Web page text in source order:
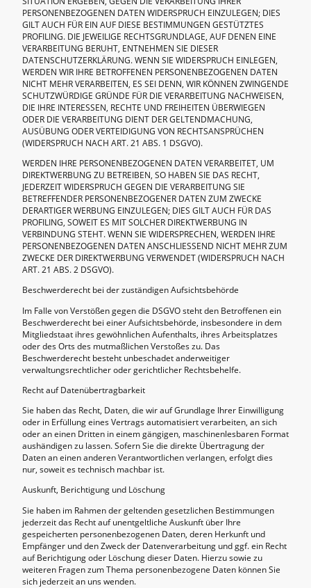
PERSONENBEZOGENEN DATEN WIDERSPRUCH EINZULEGEN; DIES
GILT AUCH FÜR EIN AUF DIESE BESTIMMUNGEN GESTÜTZTES
PROFILING. DIE JEWEILIGE RECHTSGRUNDLAGE, AUF DENEN EINE
VERARBEITUNG BERUHT, ENTNEHMEN SIE DIESER
DATENSCHUTZERKLÄRUNG. WENN SIE WIDERSPRUCH EINLEGEN,
WERDEN WIR IHRE BETROFFENEN PERSONENBEZOGENEN DATEN
NICHT MEHR VERARBEITEN, ES SEI DENN, WIR KÖNNEN ZWINGENDE
SCHUTZWÜRDIGE GRÜNDE FÜR DIE VERARBEITUNG NACHWEISEN,
DIE IHRE INTERESSEN, RECHTE UND FREIHEITEN ÜBERWIEGEN
ODER DIE VERARBEITUNG DIENT DER GELTENDMACHUNG,
AUSÜBUNG ODER VERTEIDIGUNG VON RECHTSANSPRÜCHEN
(WIDERSPRUCH NACH ART. 21 ABS. 1 DSGVO).
WERDEN IHRE PERSONENBEZOGENEN DATEN VERARBEITET, UM
DIREKTWERBUNG ZU BETREIBEN, SO HABEN SIE DAS RECHT,
JEDERZEIT WIDERSPRUCH GEGEN DIE VERARBEITUNG SIE
BETREFFENDER PERSONENBEZOGENER DATEN ZUM ZWECKE
DERARTIGER WERBUNG EINZULEGEN; DIES GILT AUCH FÜR DAS
PROFILING, SOWEIT ES MIT SOLCHER DIREKTWERBUNG IN
VERBINDUNG STEHT. WENN SIE WIDERSPRECHEN, WERDEN IHRE
PERSONENBEZOGENEN DATEN ANSCHLIESSEND NICHT MEHR ZUM
ZWECKE DER DIREKTWERBUNG VERWENDET (WIDERSPRUCH NACH
ART. 21 ABS. 2 DSGVO).
Beschwerde­recht bei der zuständigen Aufsichts­behörde
Im Falle von Verstößen gegen die DSGVO steht den Betroffenen ein
Beschwerderecht bei einer Aufsichtsbehörde, insbesondere in dem
Mitgliedstaat ihres gewöhnlichen Aufenthalts, ihres Arbeitsplatzes
oder des Orts des mutmaßlichen Verstoßes zu. Das
Beschwerderecht besteht unbeschadet anderweitiger
verwaltungsrechtlicher oder gerichtlicher Rechtsbehelfe.
Recht auf Daten­übertrag­barkeit
Sie haben das Recht, Daten, die wir auf Grundlage Ihrer Einwilligung
oder in Erfüllung eines Vertrags automatisiert verarbeiten, an sich
oder an einen Dritten in einem gängigen, maschinenlesbaren Format
aushändigen zu lassen. Sofern Sie die direkte Übertragung der
Daten an einen anderen Verantwortlichen verlangen, erfolgt dies
nur, soweit es technisch machbar ist.
Auskunft, Berichtigung und Löschung
Sie haben im Rahmen der geltenden gesetzlichen Bestimmungen
jederzeit das Recht auf unentgeltliche Auskunft über Ihre
gespeicherten personenbezogenen Daten, deren Herkunft und
Empfänger und den Zweck der Datenverarbeitung und ggf. ein Recht
auf Berichtigung oder Löschung dieser Daten. Hierzu sowie zu
weiteren Fragen zum Thema personenbezogene Daten können Sie
sich jederzeit an uns wenden.